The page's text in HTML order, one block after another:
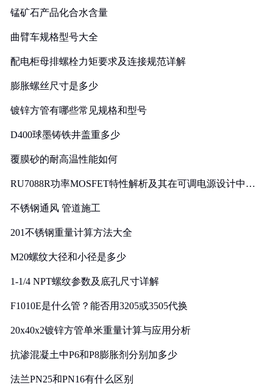
锰矿石产品化合水含量
曲臂车规格型号大全
配电柜母排螺栓力矩要求及连接规范详解
膨胀螺丝尺寸是多少
镀锌方管有哪些常见规格和型号
D400球墨铸铁井盖重多少
覆膜砂的耐高温性能如何
RU7088R功率MOSFET特性解析及其在可调电源设计中的
不锈钢通风 管道施工
201不锈钢重量计算方法大全
M20螺纹大径和小径是多少
1-1/4 NPT螺纹参数及底孔尺寸详解
F1010E是什么管？能否用3205或3505代换
20x40x2镀锌方管单米重量计算与应用分析
抗渗混凝土中P6和P8膨胀剂分别加多少
法兰PN25和PN16有什么区别